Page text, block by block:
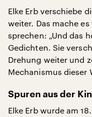
Elke Erb verschiebe
weiter. Das mache
sprechen: „Und das
Gedichten. Sie
Drehung weiter und
Mechanismus dieser
Spuren aus der
Elke Erb wurde am